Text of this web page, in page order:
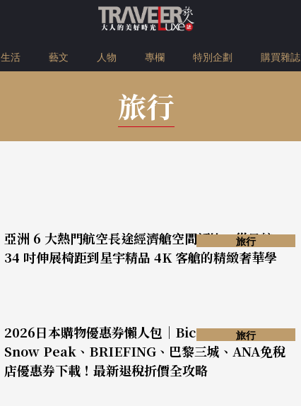
生活 藝文 人物 專欄 特別企劃 購買雜誌
旅行
亞洲 6 大熱門航空長途經濟艙空間評比，從日航
34 吋伸展椅距到星宇精品 4K 客艙的精緻奢華學
旅行
2026日本購物優惠券懶人包｜Bic Camera、
Snow Peak、BRIEFING、巴黎三城、ANA免稅
店優惠券下載！最新退稅折價全攻略
旅行